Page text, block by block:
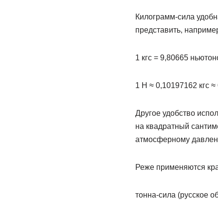
Килограмм-сила
представить,
1 кгс = 9,80665
1 Н ≈ 0,10197162 кгс ≈
Другое удобство
на квадратный
атмосферному
Реже применяются
тонна-сила (русское